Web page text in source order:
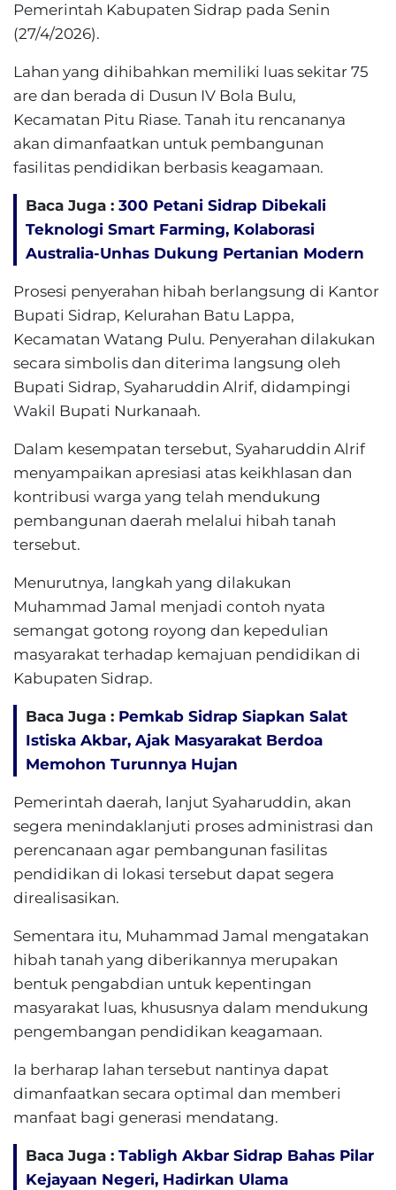
Pemerintah Kabupaten Sidrap pada Senin
(27/4/2026).
Lahan yang dihibahkan memiliki luas sekitar 75
are dan berada di Dusun IV Bola Bulu,
Kecamatan Pitu Riase. Tanah itu rencananya
akan dimanfaatkan untuk pembangunan
fasilitas pendidikan berbasis keagamaan.
Baca Juga : 300 Petani Sidrap Dibekali
Teknologi Smart Farming, Kolaborasi
Australia-Unhas Dukung Pertanian Modern
Prosesi penyerahan hibah berlangsung di Kantor
Bupati Sidrap, Kelurahan Batu Lappa,
Kecamatan Watang Pulu. Penyerahan dilakukan
secara simbolis dan diterima langsung oleh
Bupati Sidrap, Syaharuddin Alrif, didampingi
Wakil Bupati Nurkanaah.
Dalam kesempatan tersebut, Syaharuddin Alrif
menyampaikan apresiasi atas keikhlasan dan
kontribusi warga yang telah mendukung
pembangunan daerah melalui hibah tanah
tersebut.
Menurutnya, langkah yang dilakukan
Muhammad Jamal menjadi contoh nyata
semangat gotong royong dan kepedulian
masyarakat terhadap kemajuan pendidikan di
Kabupaten Sidrap.
Baca Juga : Pemkab Sidrap Siapkan Salat
Istiska Akbar, Ajak Masyarakat Berdoa
Memohon Turunnya Hujan
Pemerintah daerah, lanjut Syaharuddin, akan
segera menindaklanjuti proses administrasi dan
perencanaan agar pembangunan fasilitas
pendidikan di lokasi tersebut dapat segera
direalisasikan.
Sementara itu, Muhammad Jamal mengatakan
hibah tanah yang diberikannya merupakan
bentuk pengabdian untuk kepentingan
masyarakat luas, khususnya dalam mendukung
pengembangan pendidikan keagamaan.
Ia berharap lahan tersebut nantinya dapat
dimanfaatkan secara optimal dan memberi
manfaat bagi generasi mendatang.
Baca Juga : Tabligh Akbar Sidrap Bahas Pilar
Kejayaan Negeri, Hadirkan Ulama